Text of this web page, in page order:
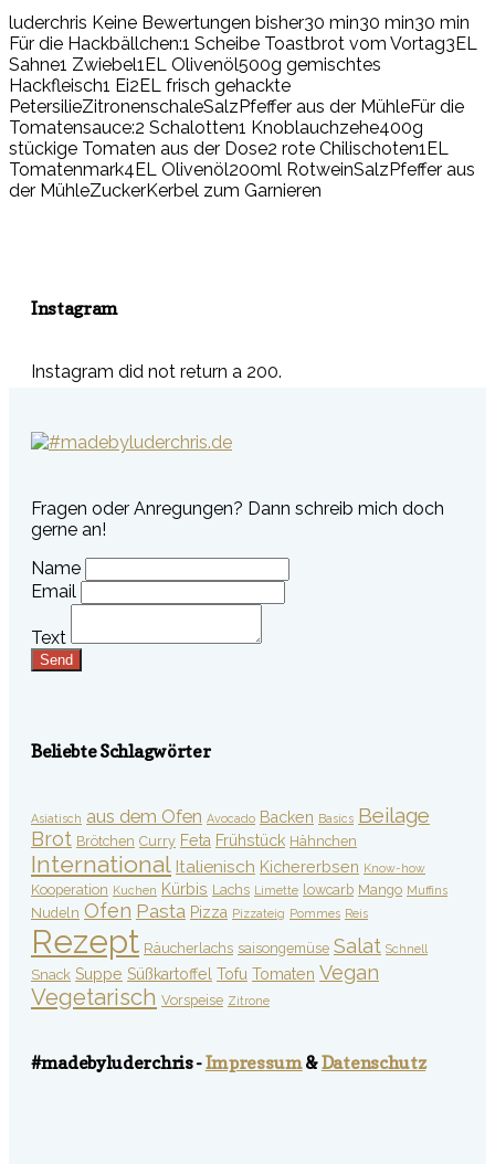
luderchris Keine Bewertungen bisher30 min30 min30 min
Für die Hackbällchen:1 Scheibe Toastbrot vom Vortag3EL
Sahne1 Zwiebel1EL Olivenöl500g gemischtes
Hackfleisch1 Ei2EL frisch gehackte
PetersilieZitronenschaleSalzPfeffer aus der MühleFür die
Tomatensauce:2 Schalotten1 Knoblauchzehe400g
stückige Tomaten aus der Dose2 rote Chilischoten1EL
Tomatenmark4EL Olivenöl200ml RotweinSalzPfeffer aus
der MühleZuckerKerbel zum Garnieren
Instagram
Instagram did not return a 200.
Fragen oder Anregungen? Dann schreib mich doch
gerne an!
Name
Email
Text
Send
Beliebte Schlagwörter
Asiatisch aus dem Ofen Avocado Backen Basics Beilage
Brot Brötchen Curry Feta Frühstück Hähnchen
International Italienisch Kichererbsen Know-how
Kooperation Kuchen Kürbis Lachs Limette lowcarb Mango Muffins
Nudeln Ofen Pasta Pizza Pizzateig Pommes Reis
Rezept Räucherlachs saisongemüse Salat Schnell
Snack Suppe Süßkartoffel Tofu Tomaten Vegan
Vegetarisch Vorspeise Zitrone
#madebyluderchris -Impressum&Datenschutz